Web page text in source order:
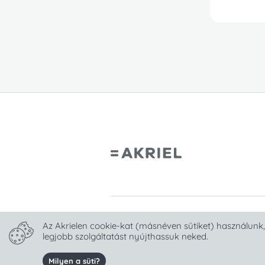
Copyright Akriel Mathematics
Az Akrielen cookie-kat (másnéven sütiket)
legjobb szolgáltatást nyújthassuk neked.
Milyen a süti?